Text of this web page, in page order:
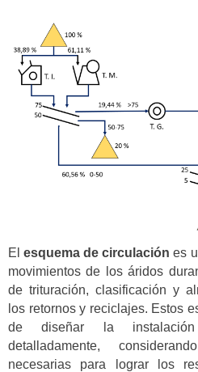
Elesquema de circulación es
movimientos de los áridos
de trituración, clasificación y
los retornos y reciclajes. Estos
de diseñar la
detalladamente,
necesarias para lograr los